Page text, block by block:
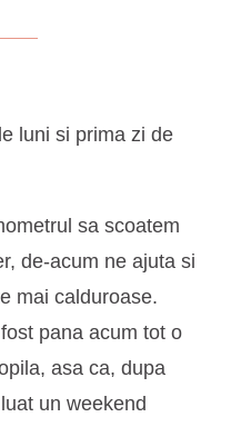
luni si prima zi de
sa scoatem
de-acum ne ajuta si
mai calduroase.
pana acum tot o
asa ca, dupa
un weekend